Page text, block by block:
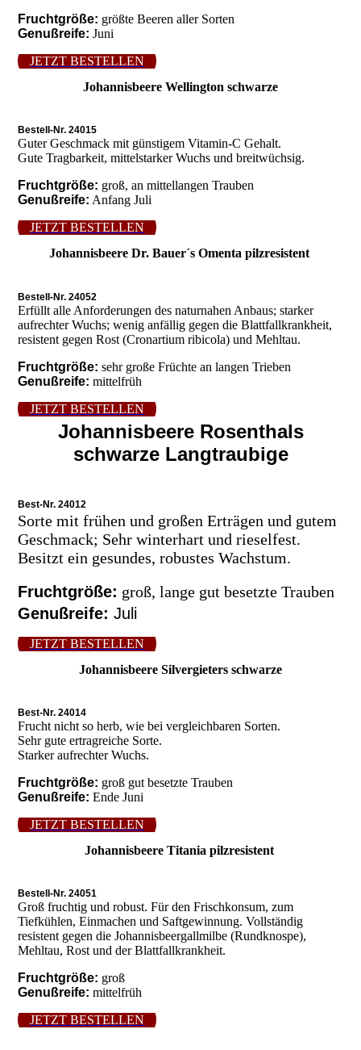
Fruchtgröße: größte Beeren aller Sorten
Genußreife:Juni
JETZT BESTELLEN
Johannisbeere Wellington schwarze
Bestell-Nr. 24015
Guter Geschmack mit günstigem Vitamin-C Gehalt.
Gute Tragbarkeit, mittelstarker Wuchs und breitwüchsig.
Fruchtgröße: groß, an mittellangen Trauben
Genußreife: Anfang Juli
JETZT BESTELLEN
Johannisbeere Dr. Bauer´s Omenta pilzresistent
Bestell-Nr. 24052
Erfüllt alle Anforderungen des naturnahen Anbaus; starker
aufrechter Wuchs; wenig anfällig gegen die Blattfallkrankheit,
resistent gegen Rost (Cronartium ribicola) und Mehltau.
Fruchtgröße:sehr große Früchte an langen Trieben
Genußreife: mittelfrüh
JETZT BESTELLEN
Johannisbeere Rosenthals
schwarze Langtraubige
Best-Nr. 24012
Sorte mit frühen und großen Erträgen und gutem
Geschmack; Sehr winterhart und rieselfest.
Besitzt ein gesundes, robustes Wachstum.
Fruchtgröße: groß, lange gut besetzte Trauben
Genußreife: Juli
JETZT BESTELLEN
Johannisbeere Silvergieters schwarze
Best-Nr. 24014
Frucht nicht so herb, wie bei vergleichbaren Sorten.
Sehr gute ertragreiche Sorte.
Starker aufrechter Wuchs.
Fruchtgröße: groß gut besetzte Trauben
Genußreife:Ende Juni
JETZT BESTELLEN
Johannisbeere Titania pilzresistent
Bestell-Nr. 24051
Groß fruchtig und robust. Für den Frischkonsum, zum
Tiefkühlen, Einmachen und Saftgewinnung. Vollständig
resistent gegen die Johannisbeergallmilbe (Rundknospe),
Mehltau, Rost und der Blattfallkrankheit.
Fruchtgröße: groß
Genußreife:mittelfrüh
JETZT BESTELLEN